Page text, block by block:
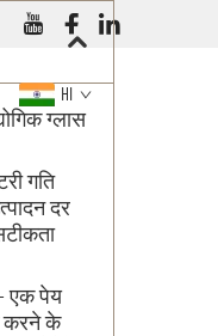
HI
ग्लास
गति
दर
एक पेय
करने के